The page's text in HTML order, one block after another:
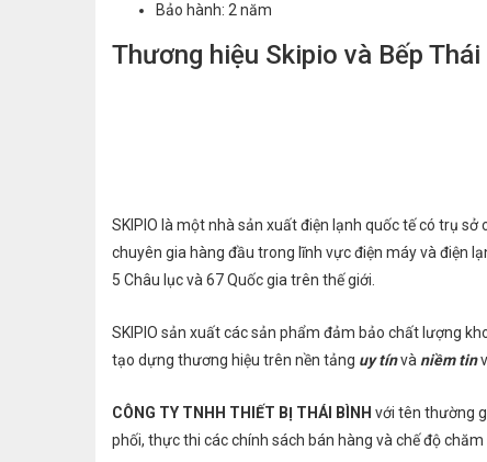
Bảo hành: 2 năm
Thương hiệu Skipio và Bếp Thái
SKIPIO là một nhà sản xuất điện lạnh quốc tế có trụ
chuyên gia hàng đầu trong lĩnh vực điện máy và điện
5 Châu lục và 67 Quốc gia trên thế giới.
SKIPIO sản xuất các sản phẩm đảm bảo chất lượng
tạo dựng thương hiệu trên nền tảng uy tínvà niềm tin
CÔNG TY TNHH THIẾT BỊ THÁI BÌNH với tên thường
phối, thực thi các chính sách bán hàng và chế độ